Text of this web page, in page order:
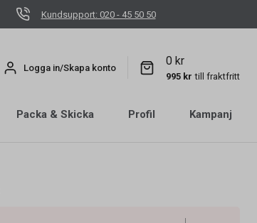
Kundsupport: 020 - 45 50 50
Logga in/Skapa konto
0 kr
995 kr till fraktfritt
Packa & Skicka Profil
Kampanj